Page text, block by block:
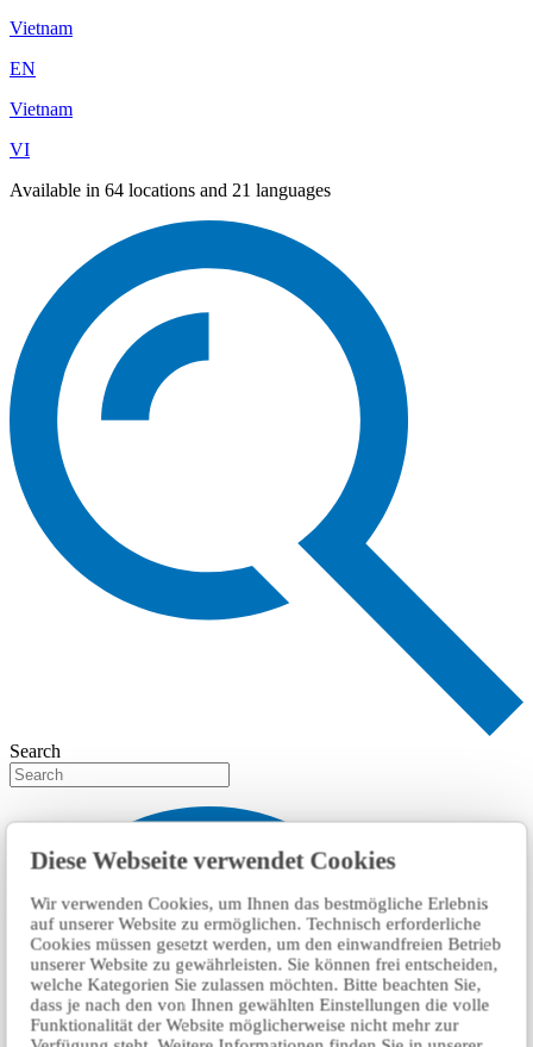
Diese Webseite verwendet Cookies
Wir verwenden Cookies, um Ihnen das bestmögliche Erlebnis
auf unserer Website zu ermöglichen. Technisch erforderliche
Cookies müssen gesetzt werden, um den einwandfreien Betrieb
unserer Website zu gewährleisten. Sie können frei entscheiden,
welche Kategorien Sie zulassen möchten. Bitte beachten Sie,
dass je nach den von Ihnen gewählten Einstellungen die volle
Funktionalität der Website möglicherweise nicht mehr zur
Vietnam
EN
Vietnam
VI
Available in 64 locations and 21 languages
Search